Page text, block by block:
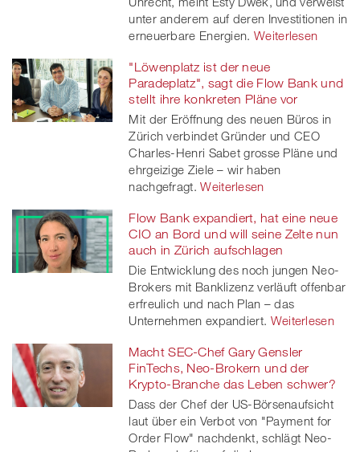
unter anderem auf deren Investitionen in
erneuerbare Energien. Weiterlesen
"Löwenplatz ist der neue
Paradeplatz", sagt die Flow Bank und
stellt ihre konkreten Pläne vor
Mit der Eröffnung des neuen Büros in
Zürich verbindet Gründer und CEO
Charles-Henri Sabet grosse Pläne und
ehrgeizige Ziele – wir haben
nachgefragt. Weiterlesen
Flow Bank expandiert, hat eine neue
CIO an Bord und will seine Zelte nun
auch in Zürich aufschlagen
Die Entwicklung des noch jungen Neo-
Brokers mit Banklizenz verläuft offenbar
erfreulich und nach Plan – das
Unternehmen expandiert. Weiterlesen
Macht SEC-Chef Gary Gensler
FinTechs, Neo-Brokern und der
Krypto-Branche das Leben schwer?
Dass der Chef der US-Börsenaufsicht
laut über ein Verbot von "Payment for
Order Flow" nachdenkt, schlägt Neo-